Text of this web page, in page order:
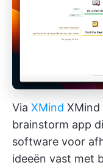
Via XMind XMind
brainstorm app
software voor
ideeën vast met